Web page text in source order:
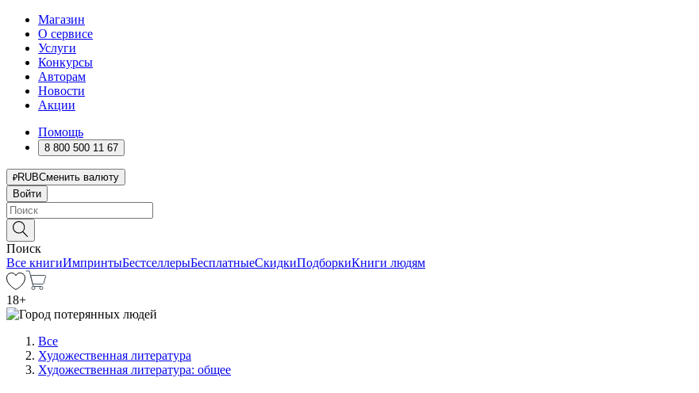
Магазин
О сервисе
Услуги
Конкурсы
Авторам
Новости
Акции
Помощь
8 800 500 11 67
RUBСменить валюту
Войти
Поиск
Все книгиИмпринтыБестселлерыБесплатныеСкидкиПодборкиКниги людям
18+
Все
Художественная литература
Художественная литература: общее